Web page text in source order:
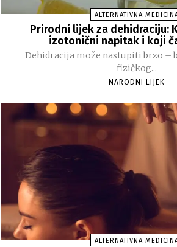
ALTERNATIVNA
Prirodni lijek za dehidraciju:
izotonični napitak i koji
Dehidracija može nastupiti brzo –
fizičkog...
NARODNI LIJEK
ALTERNATIVNA